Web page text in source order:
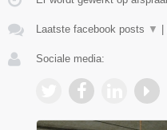
Laatste facebook posts ▼
Sociale media: